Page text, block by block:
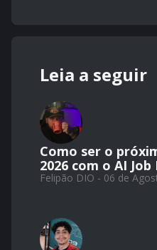
Leia a seguir
Como ser o
2026 com o AI
Felipão DIO - 06 de